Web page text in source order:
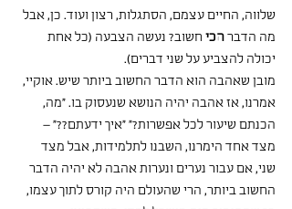
שלווה, החיים עצמם, הסתגלות, רצון ועוד. כן, אבל
מה הדבר הכי חשוב? נעשה הצבעה (כל אחת
יכולה להצביע על שני דברים).
מובן שאהבה הוא הדבר החשוב ביותר שיש. אוקיי,
אמרנו, אז אהבה יהיה הנושא שנעסוק בו. "מה,
הכנתם שיעור לכל אפשרות?" "איך ידעתם??" –
מצד אחד הימרנו, השבנו לתלמידות, אבל מצד
שני, אם עבור נערים ונערות אהבה לא יהיה הדבר
החשוב ביותר, הרי שהעולם היה קורס לתוך עצמו,